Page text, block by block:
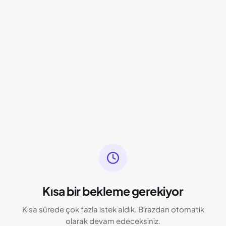
Kısa bir bekleme gerekiyor
Kısa sürede çok fazla istek aldık. Birazdan otomatik
olarak devam edeceksiniz.